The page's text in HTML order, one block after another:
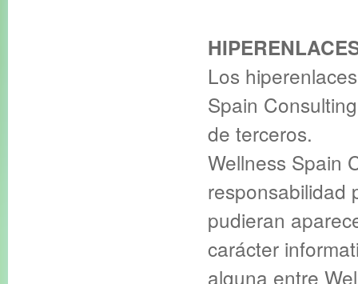
Los
Spain
de terceros.
Wellness Spain
responsabilidad
pudieran
carácter
alguna entre